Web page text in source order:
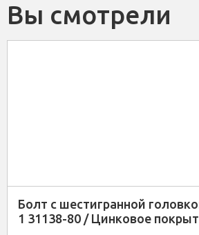
Вы смотрели
Болт с шестигранной
1 31138-80 / Цинковое